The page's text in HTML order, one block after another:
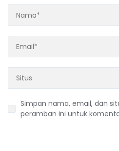
Simpan nama, email, dan
peramban ini untuk